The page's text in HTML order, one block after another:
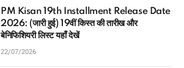
PM Kisan 19th Installment Release Date
2026: (जारी हुई) 19वीं किस्त की तारीख और
बेनिफिशियरी लिस्ट यहाँ देखें
22/07/2026